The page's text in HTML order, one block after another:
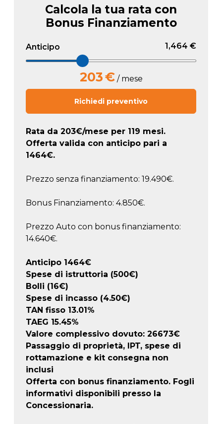
Calcola la tua rata con
Bonus Finanziamento
Anticipo 1,464 €
203€/ mese
Richiedi preventivo
Rata da 203€/mese per 119 mesi.
Offerta valida con anticipo pari a
1464€.
Prezzo senza finanziamento: 19.490€.
Bonus Finanziamento: 4.850€.
Prezzo Auto con bonus finanziamento:
14.640€.
Anticipo 1464€
Spese di istruttoria (500€)
Bolli (16€)
Spese di incasso (4.50€)
TAN fisso 13.01%
TAEG 15.45%
Valore complessivo dovuto: 26673€
Passaggio di proprietà, IPT, spese di
rottamazione e kit consegna non
inclusi
Offerta con bonus finanziamento. Fogli
informativi disponibili presso la
Concessionaria.